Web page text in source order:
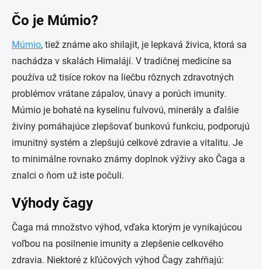
Čo je Múmio?
Múmio, tiež známe ako shilajit, je lepkavá živica, ktorá sa
nachádza v skalách Himalájí. V tradičnej medicíne sa
používa už tisíce rokov na liečbu rôznych zdravotných
problémov vrátane zápalov, únavy a porúch imunity.
Múmio je bohaté na kyselinu fulvovú, minerály a ďalšie
živiny pomáhajúce zlepšovať bunkovú funkciu, podporujú
imunitný systém a zlepšujú celkové zdravie a vitalitu. Je
to minimálne rovnako známy doplnok výživy ako Čaga a
znalci o ňom už iste počuli.
Výhody čagy
Čaga má množstvo výhod, vďaka ktorým je vynikajúcou
voľbou na posilnenie imunity a zlepšenie celkového
zdravia. Niektoré z kľúčových výhod Čagy zahŕňajú: